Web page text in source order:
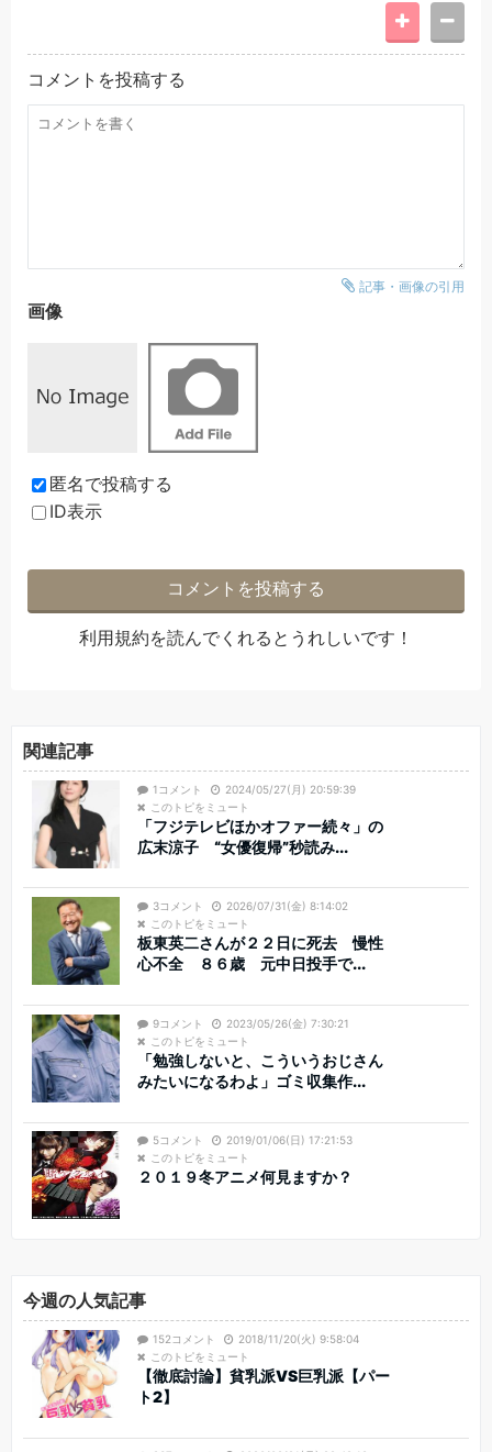
コメントを投稿する
記事・画像の引用
画像
匿名で投稿する
ID表示
利用規約を読んでくれるとうれしいです！
関連記事
1コメント
2024/05/27(月) 20:59:39
このトピをミュート
「フジテレビほかオファー続々」の
広末涼子 “女優復帰”秒読み...
3コメント
2026/07/31(金) 8:14:02
このトピをミュート
板東英二さんが２２日に死去 慢性
心不全 ８６歳 元中日投手で...
9コメント
2023/05/26(金) 7:30:21
このトピをミュート
「勉強しないと、こういうおじさん
みたいになるわよ」ゴミ収集作...
5コメント
2019/01/06(日) 17:21:53
このトピをミュート
２０１９冬アニメ何見ますか？
今週の人気記事
152コメント
2018/11/20(火) 9:58:04
このトピをミュート
【徹底討論】貧乳派VS巨乳派【パー
ト2】